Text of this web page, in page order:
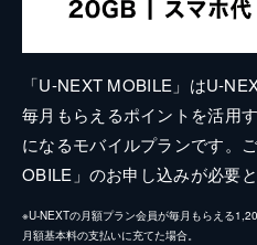
「U-NEXT MOBILE」はU-
毎月もらえるポイントを活用
になるモバイルプランです。
OBILE」のお申し込みが必要と
※U-NEXTの月額プラン会員が毎月もらえる
月額基本料の支払いに充てた場合。